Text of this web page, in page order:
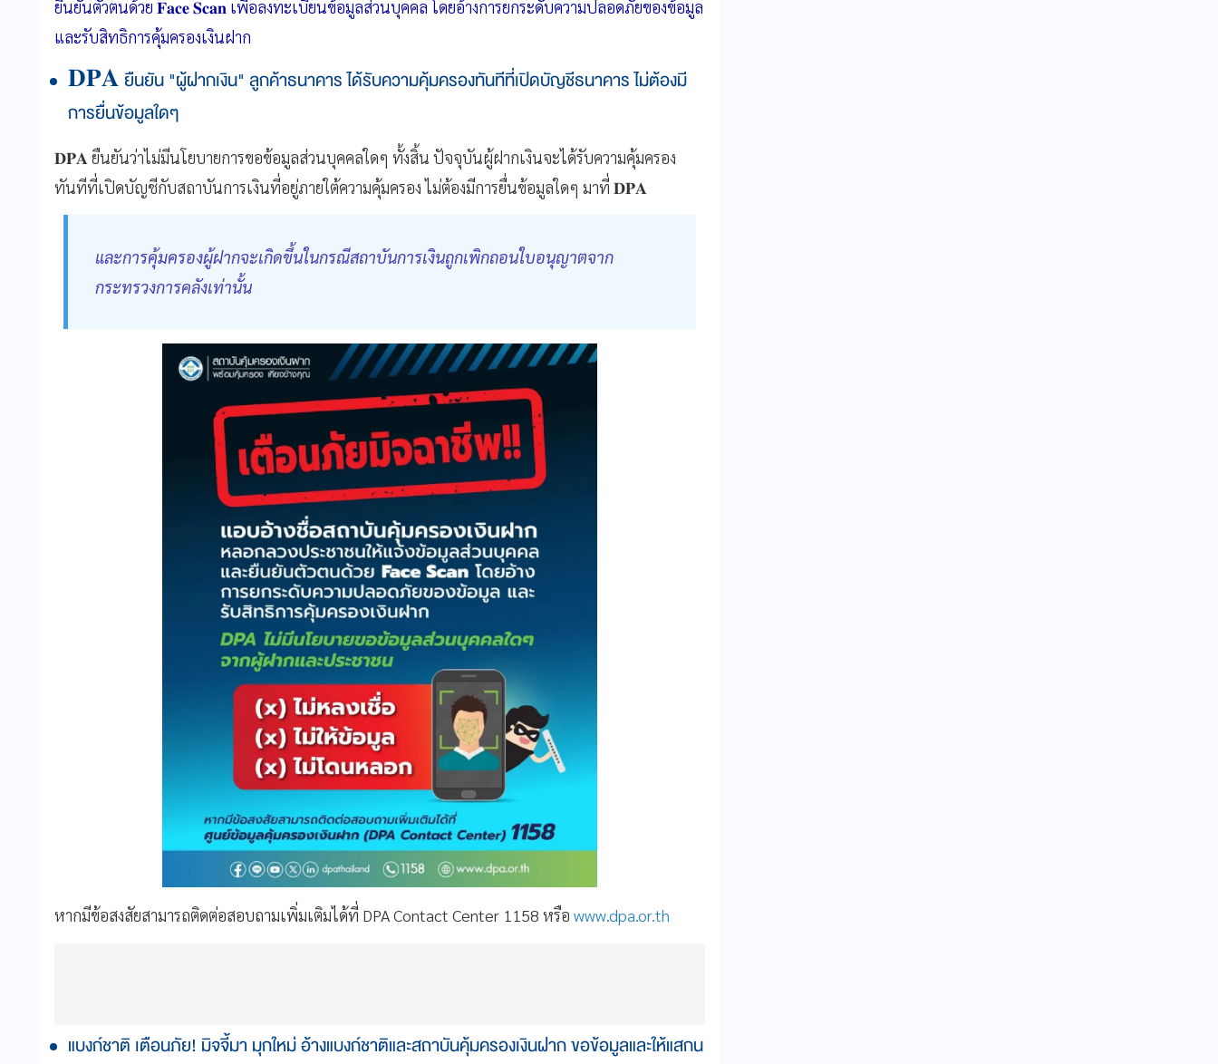
ยืนยันตัวตนด้วย 𝐅𝐚𝐜𝐞 𝐒𝐜𝐚𝐧 เพื่อลงทะเบียนข้อมูลส่วนบุคคล โดยอ้างการยกระดับความปลอดภัยของข้อมูล
และรับสิทธิการคุ้มครองเงินฝาก
𝐃𝐏𝐀 ยืนยัน "ผู้ฝากเงิน" ลูกค้าธนาคาร ได้รับความคุ้มครองทันทีที่เปิดบัญชีธนาคาร ไม่ต้องมี
การยื่นข้อมูลใดๆ
𝐃𝐏𝐀 ยืนยันว่าไม่มีนโยบายการขอข้อมูลส่วนบุคคลใดๆ ทั้งสิ้น ปัจจุบันผู้ฝากเงินจะได้รับความคุ้มครอง
ทันทีที่เปิดบัญชีกับสถาบันการเงินที่อยู่ภายใต้ความคุ้มครอง ไม่ต้องมีการยื่นข้อมูลใดๆ มาที่ 𝐃𝐏𝐀
และการคุ้มครองผู้ฝากจะเกิดขึ้นในกรณีสถาบันการเงินถูกเพิกถอนใบอนุญาตจาก
กระทรวงการคลังเท่านั้น
หากมีข้อสงสัยสามารถติดต่อสอบถามเพิ่มเติมได้ที่ DPA Contact Center 1158 หรือ www.dpa.or.th
แบงก์ชาติ เตือนภัย! มิจจี้มา มุกใหม่ อ้างแบงก์ชาติและสถาบันคุ้มครองเงินฝาก ขอข้อมูลและให้แสกน